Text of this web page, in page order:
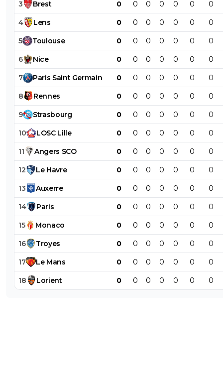
3 Brest 0 0 0 0 0 0 0
4 Lens 0 0 0 0 0 0 0
5 Toulouse 0 0 0 0 0 0 0
6 Nice 0 0 0 0 0 0 0
7 Paris Saint Germain 0 0 0 0 0 0 0
8 Rennes 0 0 0 0 0 0 0
9 Strasbourg 0 0 0 0 0 0 0
10 LOSC Lille 0 0 0 0 0 0 0
11 Angers SCO 0 0 0 0 0 0 0
12 Le Havre 0 0 0 0 0 0 0
13 Auxerre 0 0 0 0 0 0 0
14 Paris 0 0 0 0 0 0 0
15 Monaco 0 0 0 0 0 0 0
16 Troyes 0 0 0 0 0 0 0
17 Le Mans 0 0 0 0 0 0 0
18 Lorient 0 0 0 0 0 0 0